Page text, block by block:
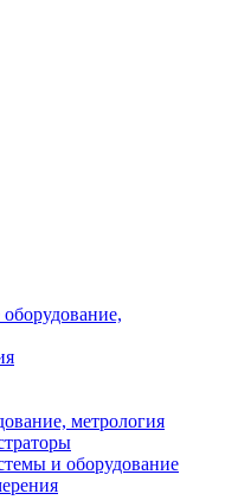
оборудование,
метрология
и оборудование